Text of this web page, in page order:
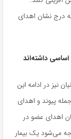
درج نشان اهدای
داشته‌اند
نیز در ادامه این
پیوند و اهدای
اهدای عضو در
می‌شود یک بیمار